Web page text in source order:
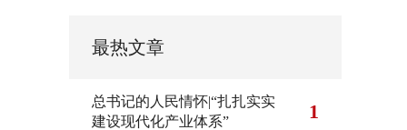
最热文章
总书记的人民情怀|“扎扎实实
建设现代化产业体系”
1